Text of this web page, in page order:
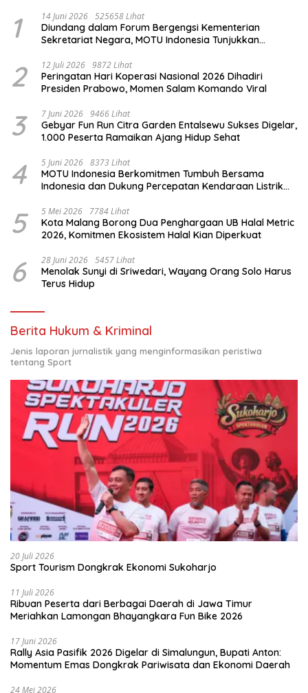
1 14 Juni 2026 525658 Lihat
Diundang dalam Forum Bergengsi Kementerian
Sekretariat Negara, MOTU Indonesia Tunjukkan
2 12 Juli 2026 9872 Lihat
Peringatan Hari Koperasi Nasional 2026 Dihadiri
Presiden Prabowo, Momen Salam Komando Viral
3 7 Juni 2026 9466 Lihat
Gebyar Fun Run Citra Garden Entalsewu Sukses Digelar,
1.000 Peserta Ramaikan Ajang Hidup Sehat
4 5 Juni 2026 8373 Lihat
MOTU Indonesia Berkomitmen Tumbuh Bersama
Indonesia dan Dukung Percepatan Kendaraan Listrik
5 5 Mei 2026 7784 Lihat
Kota Malang Borong Dua Penghargaan UB Halal Metric
2026, Komitmen Ekosistem Halal Kian Diperkuat
6 28 Juni 2026 5457 Lihat
Menolak Sunyi di Sriwedari, Wayang Orang Solo Harus
Terus Hidup
Berita Hukum & Kriminal
Jenis laporan jurnalistik yang menginformasikan peristiwa
tentang Sport
20 Juli 2026
Sport Tourism Dongkrak Ekonomi Sukoharjo
11 Juli 2026
Ribuan Peserta dari Berbagai Daerah di Jawa Timur
Meriahkan Lamongan Bhayangkara Fun Bike 2026
17 Juni 2026
Rally Asia Pasifik 2026 Digelar di Simalungun, Bupati Anton:
Momentum Emas Dongkrak Pariwisata dan Ekonomi Daerah
24 Mei 2026